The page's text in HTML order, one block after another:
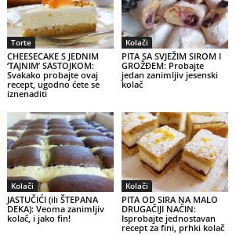
Torte
CHEESECAKE S JEDNIM
‘TAJNIM’ SASTOJKOM:
Svakako probajte ovaj
recept, ugodno ćete se
iznenaditi
Kolači
PITA SA SVJEŽIM SIROM I
GROŽĐEM: Probajte
jedan zanimljiv jesenski
kolač
Kolači
JASTUČIĆI (ili ŠTEPANA
DEKA): Veoma zanimljiv
kolač, i jako fin!
Kolači
PITA OD SIRA NA MALO
DRUGAČIJI NAČIN:
Isprobajte jednostavan
recept za fini, prhki kolač